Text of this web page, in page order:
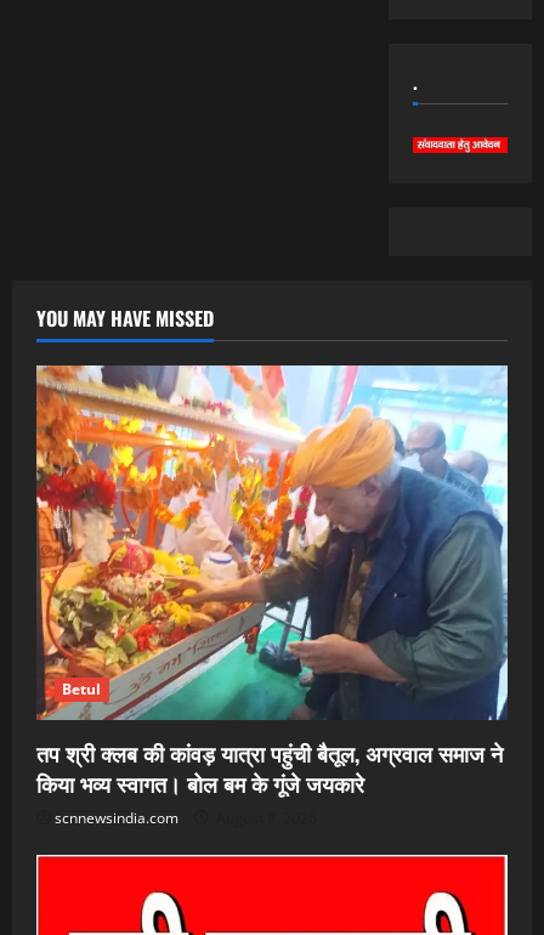
.
YOU MAY HAVE MISSED
Betul
तप श्री क्लब की कांवड़ यात्रा पहुंची बैतूल, अग्रवाल समाज ने
किया भव्य स्वागत। बोल बम के गूंजे जयकारे
scnnewsindia.com